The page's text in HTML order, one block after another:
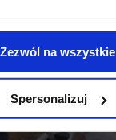
Zezwól na wszystkie
Spersonalizuj